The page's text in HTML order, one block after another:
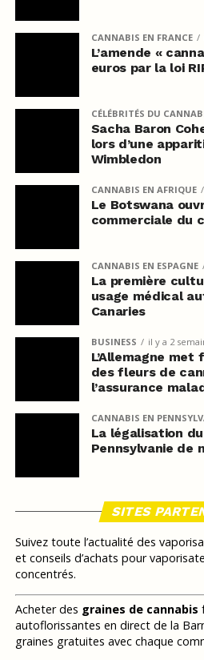
CANNABIS EN FRANCE
L’amende «
euros par la loi
CÉLÉBRITÉS DU
Sacha Baron
lors d’une
Wimbledon
CANNABIS EN AFRIQUE
Le Botswana
commerciale du
CANNABIS EN ESPAGNE
La première
usage médical
Canaries
BUSINESS il y a 2
L’Allemagne
des fleurs de
l’assurance
CANNABIS EN
La légalisation
Pennsylvanie de
SITES
Suivez toute l’actualité des
et conseils d’achats pour
concentrés.
Acheter des graines de cannabis
autoflorissantes en direct de la
graines gratuites avec chaque